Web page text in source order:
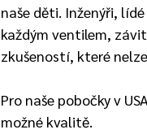
naše děti. Inženýři,
každým ventilem,
zkušeností, které
Pro naše pobočky v
možné kvalitě.